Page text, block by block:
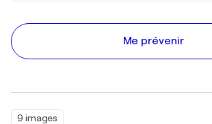
9 images
Me prévenir